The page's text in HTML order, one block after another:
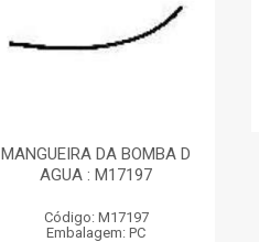
MANGUEIRA DA BOMBA D
AGUA : M17197
Código: M17197
Embalagem: PC